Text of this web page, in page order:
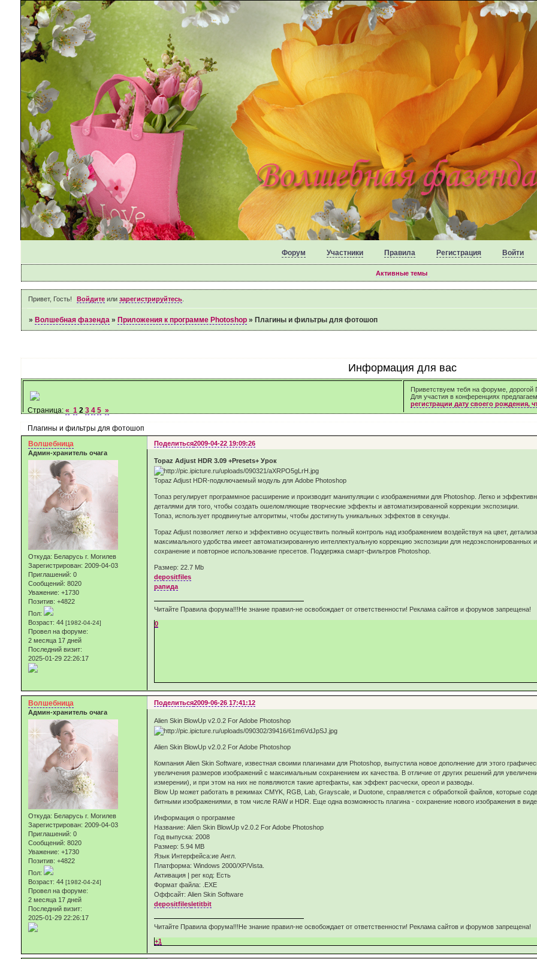
Форум Участники Правила Регистрация Войти
Активные темы
Привет, Гость! Войдите илизарегистрируйтесь
» Волшебная фазенда » Приложения к программе Photoshop » Плагины и фильтры для фотошоп
Информация для вас
Приветствуем тебя на форуме, дорогой
Для участия в конференциях
регистрации дату своего
Плагины и фильтры для фотошоп
Страница: « 1 2 3 4 5 »
Поделиться2009-04-22 19:09:26
Волшебница
Админ-хранитель очага
Откуда: Беларусь г. Могилев
Зарегистрирован: 2009-04-03
Приглашений: 0
Сообщений: 8020
Уважение: +1730
Позитив: +4822
Пол:
Возраст: 44 [1982-04-24]
Провел на форуме:
2 месяца 17 дней
Последний визит:
2025-01-29 22:26:17
Topaz Adjust HDR 3.09 +Presets+ Урок
Topaz Adjust HDR-подключаемый модуль для Adobe Photoshop
Топаз регулирует программное расширение и производит манипуляции с изображениями для Photoshop. Легко и
деталями для того, чтобы создать ошеломляющие творческие эффекты и автоматизированной коррекции экспозиции.
Топаз, используeт продвинутые алгоритмы, чтобы достигнуть уникальных эффектов в секунды.
Topaz Adjust позволяет легко и эффективно осуществить полный контроль над изображением воздействуя на цвет,
максимального удобства имеет автоматизированную интеллектуальную коррекцию экспозиции для
сохранение и повторное использование пресетов. Поддержка смарт-фильтров Photoshop.
Размер: 22.7 Mb
depositfiles
рапида
Читайте Правила форума!!!Не знание правил-не освобождает от ответственности! Реклама сайтов и форумов запрещена!
0
Поделиться2009-06-26 17:41:12
Волшебница
Админ-хранитель очага
Откуда: Беларусь г. Могилев
Зарегистрирован: 2009-04-03
Приглашений: 0
Сообщений: 8020
Уважение: +1730
Позитив: +4822
Пол:
Возраст: 44 [1982-04-24]
Провел на форуме:
2 месяца 17 дней
Последний визит:
2025-01-29 22:26:17
Alien Skin BlowUp v2.0.2 For Adobe Photoshop
Alien Skin BlowUp v2.0.2 For Adobe Photoshop
Компания Alien Skin Software, известная своими плагинами для Photoshop, выпустила новое дополнение для этого
увеличения размеров изображений с максимальным сохранением их качества. В отличие от других решений для
измерении), и при этом на них не появляются такие артефакты, как эффект расчески, ореол и разводы.
Blow Up может работать в режимах CMYK, RGB, Lab, Grayscale, и Duotone, справляется с обработкой файлов, которые
битными изображениями, в том числе RAW и HDR. Еще одна возможность плагина - сохранение нового изображения в
Информация о программе
Название: Alien Skin BlowUp v2.0.2 For Adobe Photoshop
Год выпуска: 2008
Размер: 5.94 MB
Язык Интерфейса:ие Англ.
Платформа: Windows 2000/XP/Vista.
Активация | рег код: Есть
Формат файла: .EXE
Оффсайт: Alien Skin Software
depositfilesletitbit
Читайте Правила форума!!!Не знание правил-не освобождает от ответственности! Реклама сайтов и форумов запрещена!
+1